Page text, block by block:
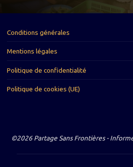
Conditions générales
Mentions légales
Politique de confidentialité
Politique de cookies (UE)
©2026 Partage Sans Frontières -